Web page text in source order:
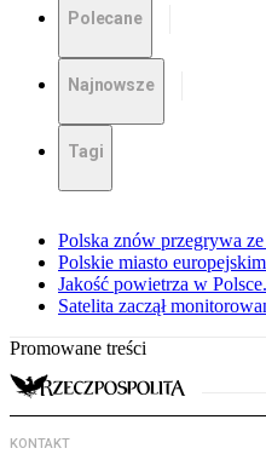
Polecane
Najnowsze
Tagi
Polska znów przegrywa
Polskie miasto
Jakość powietrza w
Satelita zaczął
Promowane treści
KONTAKT